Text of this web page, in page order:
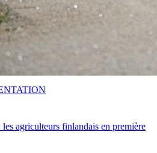
agriculteurs finlandais en première